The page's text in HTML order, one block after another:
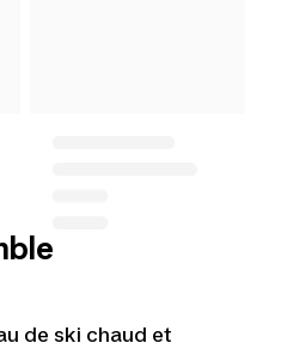
de ski chaud et